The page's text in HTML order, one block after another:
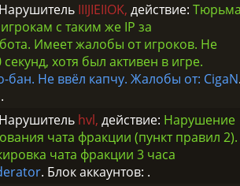
Нарушитель IIIJIEIIOK, действие:
с таким же IP за
Имеет жалобы от игроков. Не
секунд, хотя был активен в игре.
бан. Не ввёл капчу. Жалобы от: CigaN
.
Нарушитель hvl, действие: Нарушение
чата фракции (пункт правил 2).
чата фракции 3 часа
. Блок аккаунтов: .